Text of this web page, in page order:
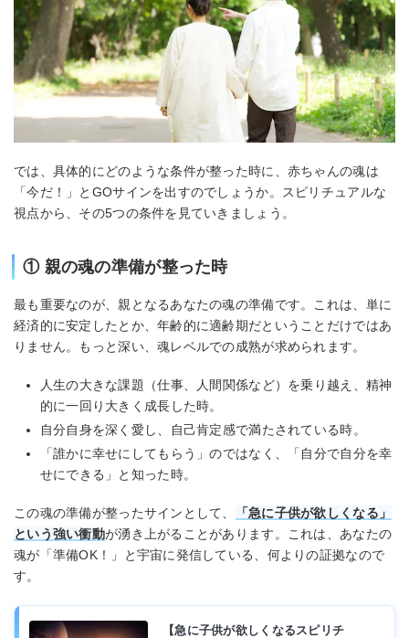
では、具体的にどのような条件が整った時に、赤ちゃんの魂は
「今だ！」とGOサインを出すのでしょうか。スピリチュアルな
視点から、その5つの条件を見ていきましょう。
① 親の魂の準備が整った時
最も重要なのが、親となるあなたの魂の準備です。これは、単に
経済的に安定したとか、年齢的に適齢期だということだけではあ
りません。もっと深い、魂レベルでの成熟が求められます。
人生の大きな課題（仕事、人間関係など）を乗り越え、精神
的に一回り大きく成長した時。
自分自身を深く愛し、自己肯定感で満たされている時。
「誰かに幸せにしてもらう」のではなく、「自分で自分を幸
せにできる」と知った時。
この魂の準備が整ったサインとして、
「急に子供が欲しくなる」
という強い衝動が湧き上がることがあります。これは、あなたの
魂が「準備OK！」と宇宙に発信している、何よりの証拠なので
す。
【急に子供が欲しくなるスピリチ